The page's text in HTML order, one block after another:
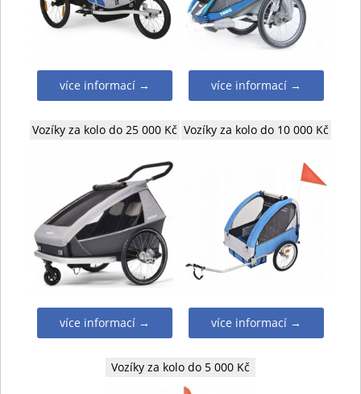
více informací → více informací →
Vozíky za kolo do 25 000 Kč
více informací →
Vozíky za kolo do 10 000 Kč
více informací →
Vozíky za kolo do 5 000 Kč